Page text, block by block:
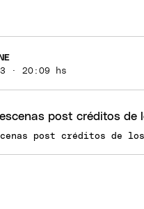
· 20:09 hs
post créditos de